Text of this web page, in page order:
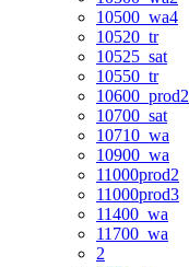
10500_wa4
10520_tr
10525_sat
10550_tr
10600_prod2
10700_sat
10710_wa
10900_wa
11000prod2
11000prod3
11400_wa
11700_wa
2